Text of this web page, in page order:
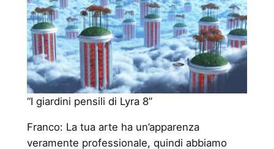
“I giardini pensili di Lyra 8”
Franco: La tua arte ha un’apparenza
veramente professionale, quindi abbiamo